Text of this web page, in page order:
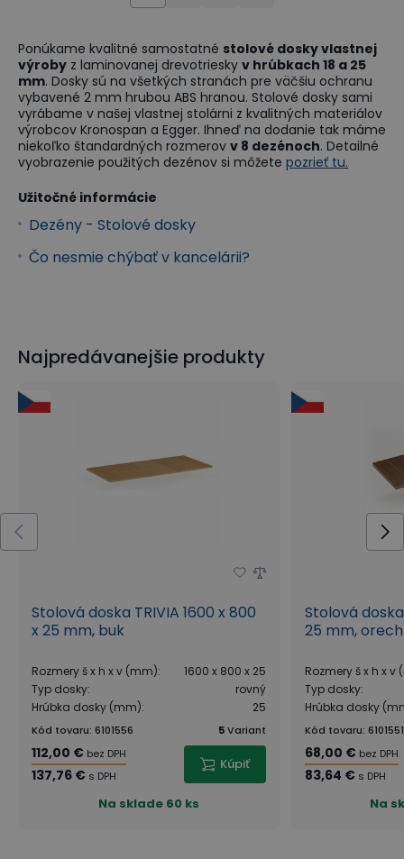
Ponúkame kvalitné samostatné stolové dosky vlastnej
výroby z laminovanej drevotriesky v hrúbkach 18 a 25
mm. Dosky sú na všetkých stranách pre väčšiu ochranu
vybavené 2 mm hrubou ABS hranou. Stolové dosky sami
vyrábame v našej vlastnej stolárni z kvalitných materiálov
výrobcov Kronospan a Egger. Ihneď na dodanie tak máme
niekoľko štandardných rozmerov v 8 dezénoch. Detailné
vyobrazenie použitých dezénov si môžete pozrieť tu.
Užitočné informácie
Dezény - Stolové dosky
Čo nesmie chýbať v kancelárii?
Najpredávanejšie produkty
Stolová doska TRIVIA 1600 x 800
x 25 mm, buk
Rozmery š x h x v (mm):
1600 x 800 x 25
Typ dosky:
rovný
Hrúbka dosky (mm): 25
Kód tovaru: 6101556 5Variant
112,00 € bez DPH
137,76 € s DPH
Kúpiť
Na sklade 60 ks
Stolová
25 mm, orech
Rozmery š x h x v
Typ dosky:
Hrúbka dosky
Kód tovaru: 6101551
68,00 € bez DPH
83,64 € s DPH
Na